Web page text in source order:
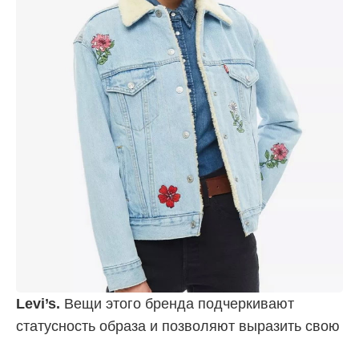
Levi’s. Вещи этого бренда подчеркивают
статусность образа и позволяют выразить свою